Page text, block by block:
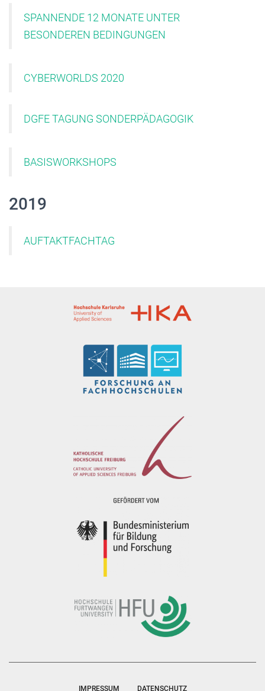
SPANNENDE 12 MONATE UNTER
BESONDEREN BEDINGUNGEN
CYBERWORLDS 2020
DGFE TAGUNG SONDERPÄDAGOGIK
BASISWORKSHOPS
2019
AUFTAKTFACHTAG
IMPRESSUM DATENSCHUTZ